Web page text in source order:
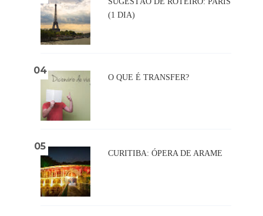
(1 DIA)
O QUE É TRANSFER?
CURITIBA: ÓPERA DE ARAME